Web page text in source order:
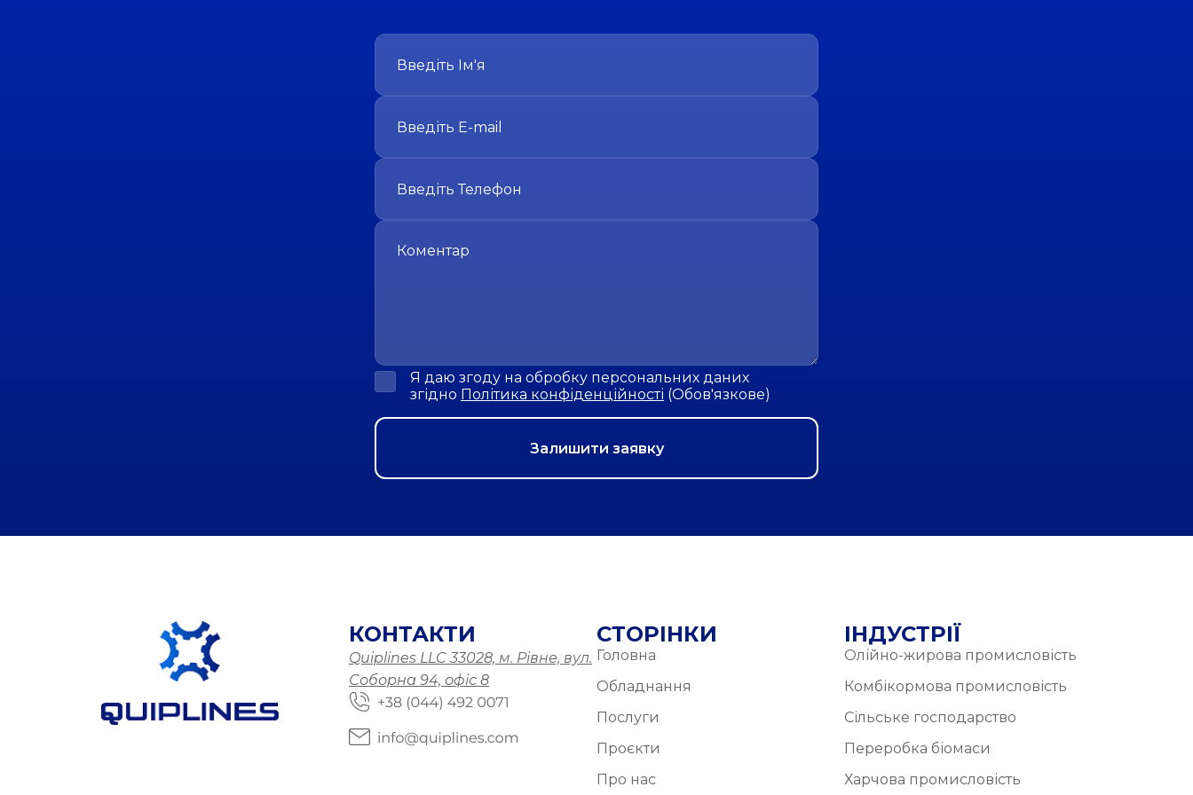
Я даю згоду на обробку персональних даних
згідно Політика конфіденційності (Обов'язкове)
КОНТАКТИ
Quiplines LLC 33028, м. Рівне, вул.
Соборна 94, офіс 8
СТОРІНКИ
Головна
Обладнання
Послуги
Проєкти
Про нас
ІНДУСТРІЇ
Олійно-жирова промисловість
Комбікормова промисловість
Сільське господарство
Переробка біомаси
Харчова промисловість